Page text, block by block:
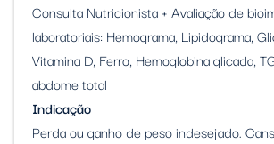
Consulta Nutricionista + Avaliação de
laboratoriais: Hemograma, Lipidograma,
Vitamina D, Ferro, Hemoglobina glicada,
abdome total
Indicação
Perda ou ganho de peso indesejado.